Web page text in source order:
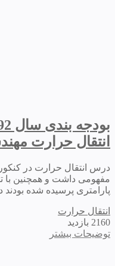
انتقال حرارت
درس انتقال حرارت در
مفهومی داشت و همچنین با
پارامتری پرسیده شده
انتقال حرارت
2160 بازدید
توضیحات بیشتر